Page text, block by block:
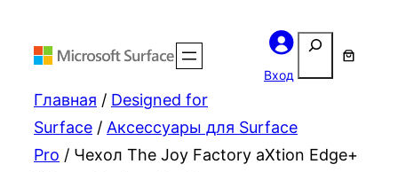
Вход
Поиск
Главная / Designed for
Surface / Аксессуары для Surface
Pro / Чехол The Joy Factory aXtion Edge+